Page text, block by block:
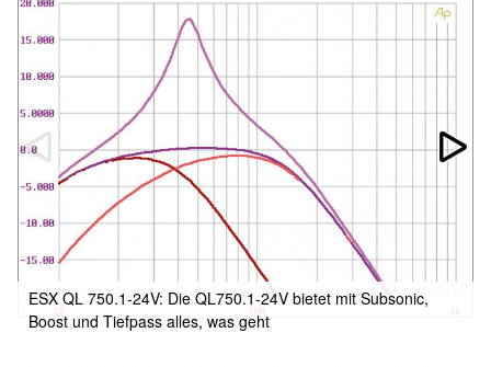
ESX QL 750.1-24V: Die QL750.1-24V bietet mit Subsonic,
Boost und Tiefpass alles, was geht